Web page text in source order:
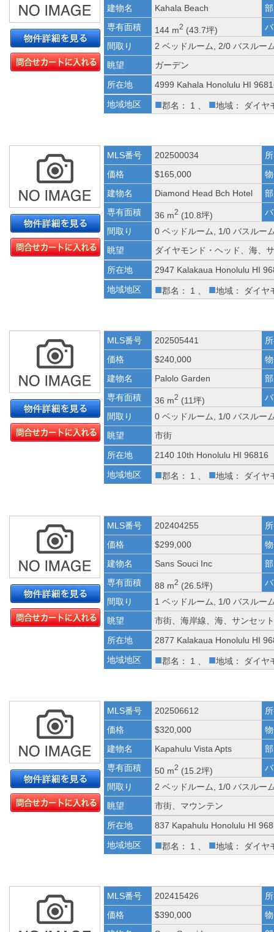
建物名
Kahala Beach
専有面積
144 m2 (43.7坪)
間取り
2 ベッドルーム, 2/0 バスルー
眺望
ガーデン
所在地
4999 Kahala Honolulu HI
地域地区
■郡名： 1 、 ■地域： ダイヤ
MLS番号 202500034
価格
$165,000
建物名
Diamond Head Bch Hotel
専有面積
36 m2 (10.8坪)
間取り
0 ベッドルーム, 1/0 バスルー
眺望
ダイヤモンド・ヘッド、海、
所在地
2947 Kalakaua Honolulu HI
地域地区
■郡名： 1 、 ■地域： ダイヤ
MLS番号 202505441
価格
$240,000
建物名
Palolo Garden
専有面積
36 m2 (11坪)
間取り
0 ベッドルーム, 1/0 バスルー
眺望
市街
所在地
2140 10th Honolulu HI 96816
地域地区
■郡名： 1 、 ■地域： ダイヤ
MLS番号 202404255
価格
$299,000
建物名
Sans Souci Inc
専有面積
88 m2 (26.5坪)
間取り
1 ベッドルーム, 1/0 バスルー
眺望
市街、海岸線、海、サンセット
所在地
2877 Kalakaua Honolulu HI
地域地区
■郡名： 1 、 ■地域： ダイヤ
MLS番号 202506612
価格
$320,000
建物名
Kapahulu Vista Apts
専有面積
50 m2 (15.2坪)
間取り
2 ベッドルーム, 1/0 バスルー
眺望
市街、マウンテン
所在地
837 Kapahulu Honolulu HI
地域地区
■郡名： 1 、 ■地域： ダイヤ
MLS番号 202415426
価格
$390,000